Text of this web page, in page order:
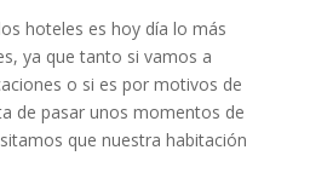
hoteles es hoy día lo más
ya que tanto si vamos a
o si es por motivos de
de pasar unos momentos de
que nuestra habitación